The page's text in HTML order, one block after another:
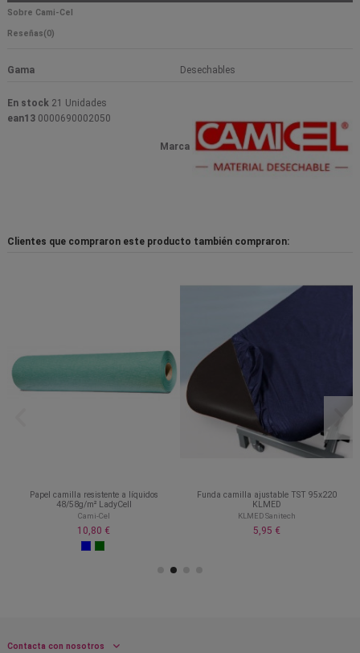
Sobre Cami-Cel
Reseñas(0)
Gama Desechables
Marca
En stock 21 Unidades
ean13 0000690002050
Clientes que compraron este producto también compraron:
Papel camilla resistente a líquidos
48/58g/m² LadyCell
Cami-Cel
10,80 €
Funda camilla ajustable TST 95x220
KLMED
KLMED Sanitech
5,95 €
Contacta con nosotros